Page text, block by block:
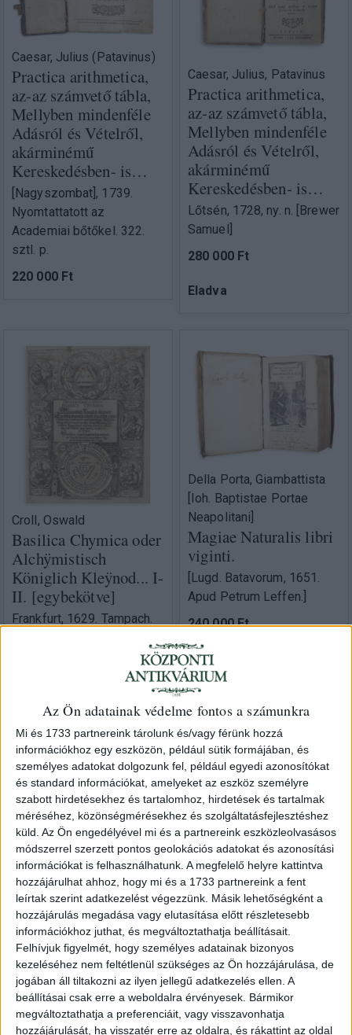
Az Ön adatainak védelme fontos a számunkra
Mi és 1733 partnereink tárolunk és/vagy férünk hozzá
információkhoz egy eszközön, például sütik formájában, és
személyes adatokat dolgozunk fel, például egyedi azonosítókat
és standard információkat, amelyeket az eszköz személyre
szabott hirdetésekhez és tartalomhoz, hirdetések és tartalmak
méréséhez, közönségmérésekhez és szolgáltatásfejlesztéshez
küld. Az Ön engedélyével mi és a partnereink eszközleolvasásos
módszerrel szerzett pontos geolokációs adatokat és azonosítási
információkat is felhasználhatunk. A megfelelő helyre kattintva
hozzájárulhat ahhoz, hogy mi és a 1733 partnereink a fent
leírtak szerint adatkezelést végezzünk. Másik lehetőségként a
hozzájárulás megadása vagy elutasítása előtt részletesebb
információkhoz juthat, és megváltoztathatja beállításait.
Felhívjuk figyelmét, hogy személyes adatainak bizonyos
kezeléséhez nem feltétlenül szükséges az Ön hozzájárulása, de
jogában áll tiltakozni az ilyen jellegű adatkezelés ellen. A
beállításai csak erre a weboldalra érvényesek. Bármikor
megváltoztathatja a preferenciáit, vagy visszavonhatja
hozzájárulását, ha visszatér erre az oldalra, és rákattint az oldal
Caesar, Julius (Patavinus)
Practica arithmetica,
az-az számvető tábla,
Mellyben mindenféle
Adásról és Vételről,
akárminémű
Kereskedésben- is…
[Nagyszombat], 1739.
Nyomtattatott az
Academiai bőtőkel. 322.
sztl. p.
220 000 Ft
Caesar, Julius, Patavinus
Practica arithmetica,
az-az számvető tábla,
Mellyben mindenféle
Adásról és Vételről,
akárminémű
Kereskedésben- is…
Lőtsén, 1728, ny. n. [Brewer
Samuel]
280 000 Ft
Eladva
Croll, Oswald
Basilica Chymica oder
Alchÿmistisch
Königlich Kleÿnod... I-
II. [egybekötve]
Frankfurt, 1629. Tampach.
Della Porta, Giambattista
[Ioh. Baptistae Portae
Neapolitani]
Magiae Naturalis libri
viginti.
[Lugd. Batavorum, 1651.
Apud Petrum Leffen.]
240 000 Ft
Della Porta, Giambattista
Magia naturalis, oder
Haus-, Kunst- und
Wunderbuch...
1713 Nürnberg
900 000 Ft
€ 2 300
Fejér Lipót
összegyűjtött munkái
I-II. / Leopold Fejér
gesammelte Arbeiten
Budapest 1970. Akadémiai
Kiadó.
150 000 Ft